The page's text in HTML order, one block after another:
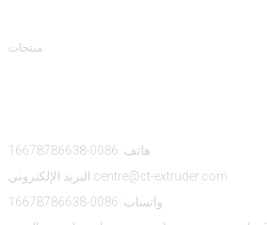
منتجات
هاتف: 0086-16678786638
البريد الإلكتروني:centre@ct-extruder.com
واتساب: 0086-16678786638